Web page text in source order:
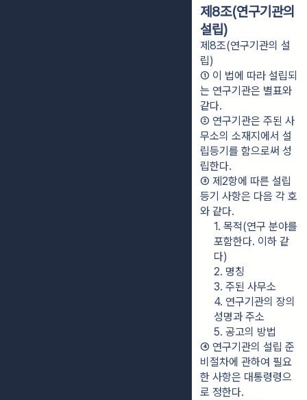
제8조(연구기관의
설립)
제8조(연구기관의 설
립)
① 이 법에 따라 설립되
는 연구기관은 별표와
같다.
② 연구기관은 주된 사
무소의 소재지에서 설
립등기를 함으로써 성
립한다.
③ 제2항에 따른 설립
등기 사항은 다음 각 호
와 같다.
1. 목적(연구 분야를
포함한다. 이하 같
다)
2. 명칭
3. 주된 사무소
4. 연구기관의 장의
성명과 주소
5. 공고의 방법
④ 연구기관의 설립 준
비절차에 관하여 필요
한 사항은 대통령령으
로 정한다.